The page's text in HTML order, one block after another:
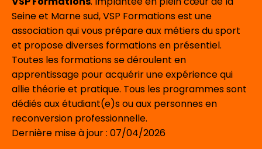
Seine et Marne sud, VSP Formations est une
association qui vous prépare aux métiers du sport
et propose diverses formations en présentiel.
Toutes les formations se déroulent en
apprentissage pour acquérir une expérience qui
allie théorie et pratique. Tous les programmes sont
dédiés aux étudiant(e)s ou aux personnes en
reconversion professionnelle.
Dernière mise à jour : 07/04/2026